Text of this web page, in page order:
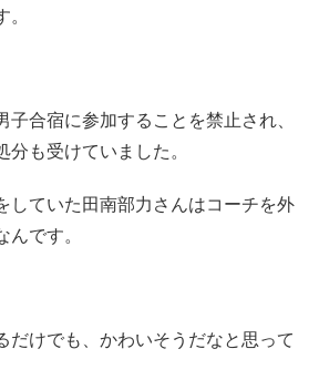
子合宿に参加することを禁止され、
も受けていました。
していた田南部力さんはコーチを外
んです。
だけでも、かわいそうだなと思って